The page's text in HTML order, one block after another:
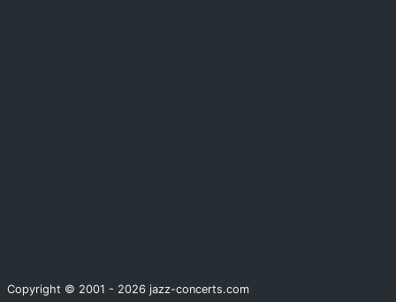
Copyright © 2001 - 2026 jazz-concerts.com